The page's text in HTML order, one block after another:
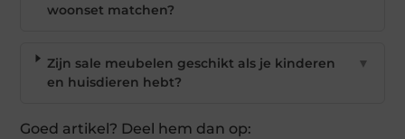
woonset matchen?
Zijn sale meubelen geschikt als je kinderen
en huisdieren hebt?
▼
Goed artikel? Deel hem dan op: